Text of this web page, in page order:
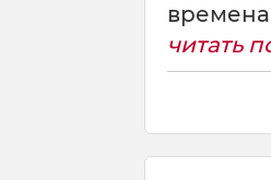
читать